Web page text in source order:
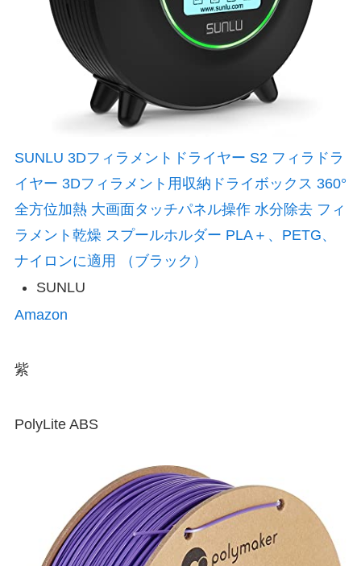
SUNLU 3Dフィラメントドライヤー S2 フィラドラ
イヤー 3Dフィラメント用収納ドライボックス 360°
全方位加熱 大画面タッチパネル操作 水分除去 フィ
ラメント乾燥 スプールホルダー PLA＋、PETG、
ナイロンに適用 （ブラック）
SUNLU
Amazon
紫
PolyLite ABS